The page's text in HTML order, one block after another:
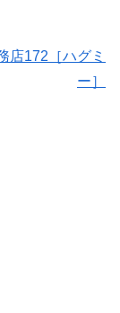
店172［ハグミ
ー］